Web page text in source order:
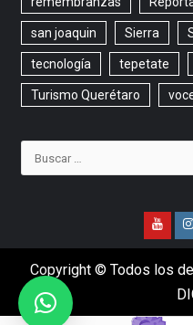
san joaquin Sierra
tecnología tepetate
Turismo Querétaro
Copyright © Todos los